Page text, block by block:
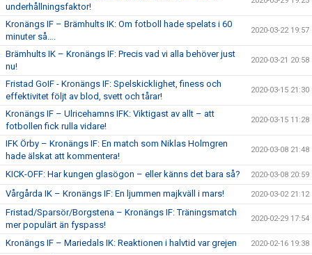
underhållningsfaktor!
Kronängs IF – Brämhults IK: Om fotboll hade spelats i 60
minuter så….
2020-03-22 19:57
Brämhults IK – Kronängs IF: Precis vad vi alla behöver just
nu!
2020-03-21 20:58
Fristad GoIF - Kronängs IF: Spelskicklighet, finess och
effektivitet följt av blod, svett och tårar!
2020-03-15 21:30
Kronängs IF – Ulricehamns IFK: Viktigast av allt – att
fotbollen fick rulla vidare!
2020-03-15 11:28
IFK Örby – Kronängs IF: En match som Niklas Holmgren
hade älskat att kommentera!
2020-03-08 21:48
KICK-OFF: Har kungen glasögon – eller känns det bara så? 2020-03-08 20:59
Vårgårda IK – Kronängs IF: En ljummen majkväll i mars! 2020-03-02 21:12
Fristad/Sparsör/Borgstena – Kronängs IF: Träningsmatch
mer populärt än fyspass!
2020-02-29 17:54
Kronängs IF – Mariedals IK: Reaktionen i halvtid var grejen 2020-02-16 19:38